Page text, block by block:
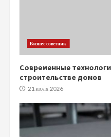
Бизнес советник
Современные
строительстве домов
21 июля 2026